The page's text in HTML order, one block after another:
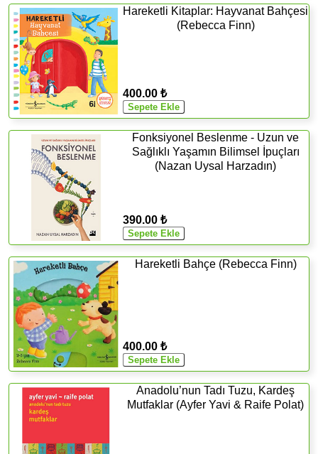
Hareketli Kitaplar: Hayvanat Bahçesi
(Rebecca Finn)
400.00 ₺
Fonksiyonel Beslenme - Uzun ve
Sağlıklı Yaşamın Bilimsel İpuçları
(Nazan Uysal Harzadın)
390.00 ₺
Hareketli Bahçe (Rebecca Finn)
400.00 ₺
Anadolu’nun Tadı Tuzu, Kardeş
Mutfaklar (Ayfer Yavi & Raife Polat)